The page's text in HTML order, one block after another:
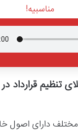
مناسبیه!
تنظیم قرارداد
مختلف دارای